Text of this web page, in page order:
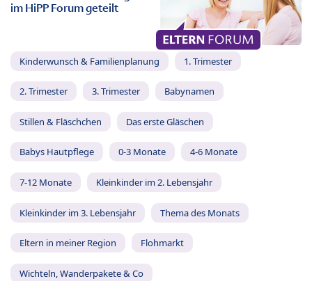
im HiPP Forum geteilt
Kinderwunsch & Familienplanung 1. Trimester
2. Trimester 3. Trimester Babynamen
Stillen & Fläschchen Das erste Gläschen
Babys Hautpflege 0-3 Monate 4-6 Monate
7-12 Monate Kleinkinder im 2. Lebensjahr
Kleinkinder im 3. Lebensjahr Thema des Monats
Eltern in meiner Region Flohmarkt
Wichteln, Wanderpakete & Co